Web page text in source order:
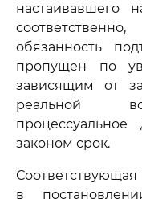
настаивавшего
обязанность
пропущен по
зависящим от
реальной
законом срок.
в